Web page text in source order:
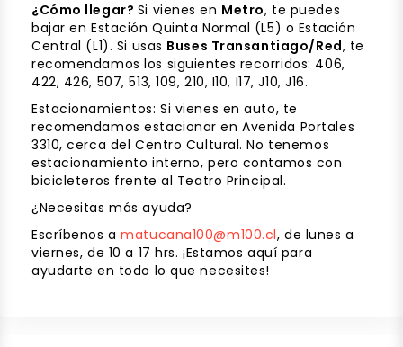
¿Cómo llegar? Si vienes en Metro, te puedes
bajar en Estación Quinta Normal (L5) o Estación
Central (L1). Si usas Buses Transantiago/Red, te
recomendamos los siguientes recorridos: 406,
422, 426, 507, 513, 109, 210, I10, I17, J10, J16.
Estacionamientos: Si vienes en auto, te
recomendamos estacionar en Avenida Portales
3310, cerca del Centro Cultural. No tenemos
estacionamiento interno, pero contamos con
bicicleteros frente al Teatro Principal.
¿Necesitas más ayuda?
Escríbenos amatucana100@m100.cl, de lunes a
viernes, de 10 a 17 hrs. ¡Estamos aquí para
ayudarte en todo lo que necesites!